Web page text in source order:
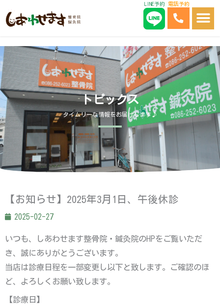
容
ス
キ
ッ
プ
LINE予約 電話予約
トピックス
タイムリーな情報をお届けします♪
【お知らせ】2025年3月1日、午後休診
2025-02-27
いつも、しあわせます整骨院・鍼灸院のHPをご覧いただ
き、誠にありがとうございます。
当店は診療日程を一部変更し以下と致します。ご確認のほ
ど、よろしくお願い致します。
【診療日】